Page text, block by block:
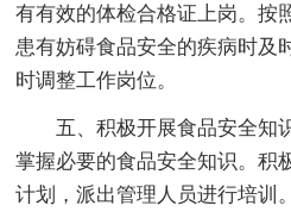
有有效的体检合格证上岗。按
患有妨碍食品安全的疾病时及
时调整工作岗位。
五、积极开展食品安全知
掌握必要的食品安全知识。积
计划，派出管理人员进行培训